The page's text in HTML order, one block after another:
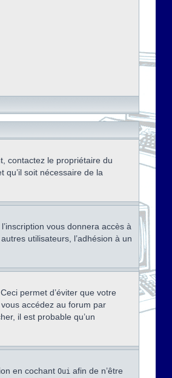
contactez le propriétaire du
soit nécessaire de la
vous donnera accès à
utilisateurs, l’adhésion à un
permet d’éviter que votre
accédez au forum par
il est probable qu’un
en cochant Oui afin de n’être